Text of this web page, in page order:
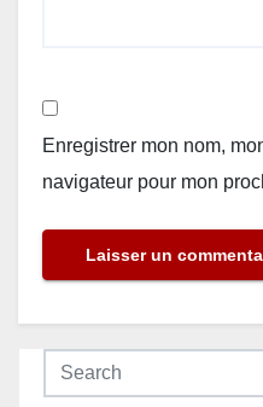
Enregistrer mon nom,
navigateur pour mon